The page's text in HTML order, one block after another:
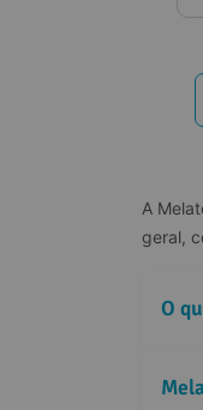
A
geral,
O